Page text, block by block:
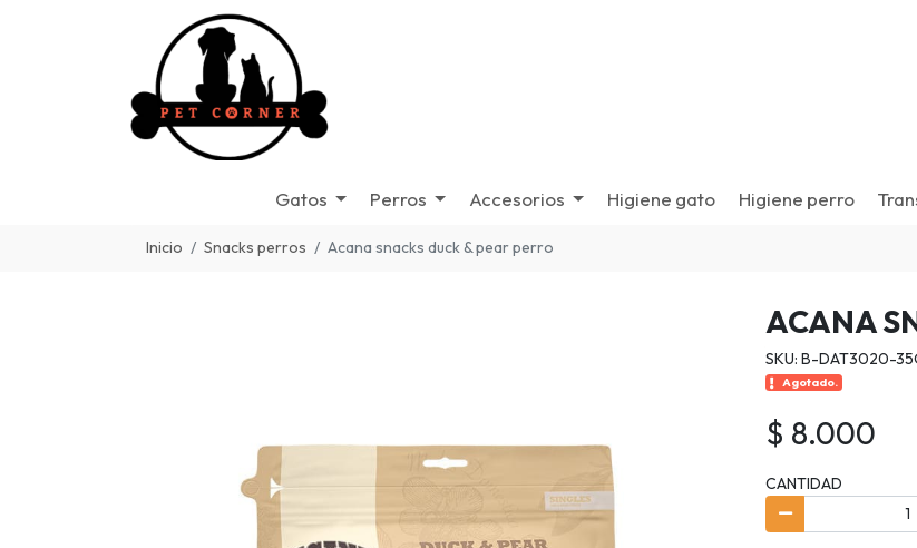
Gatos Perros Accesorios Higiene gato Higiene perro
Inicio Snacks perros Acana snacks duck & pear perro
ACANA
SKU: B-DAT3020-
Agotado.
$ 8.000
CANTIDAD